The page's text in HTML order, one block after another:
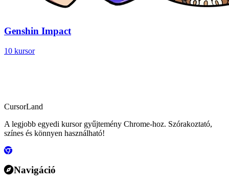
Genshin Impact
10 kursor
CursorLand
A legjobb egyedi kursor gyűjtemény Chrome-hoz. Szórakoztató,
színes és könnyen használható!
Navigáció